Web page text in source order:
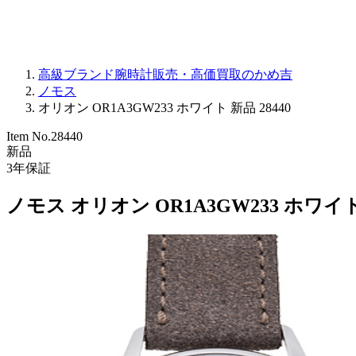
高級ブランド腕時計販売・高価買取のかめ吉
ノモス
オリオン OR1A3GW233 ホワイト 新品 28440
Item No.28440
新品
3年保証
ノモス オリオン OR1A3GW233 ホワイ